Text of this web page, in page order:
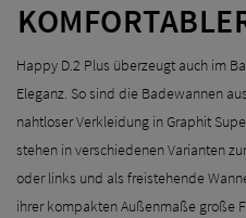
Happy D.2 Plus überzeugt auch im
Eleganz. So sind die Badewannen
nahtloser Verkleidung in Graphit
stehen in verschiedenen Varianten
oder links und als freistehende
ihrer kompakten Außenmaße große